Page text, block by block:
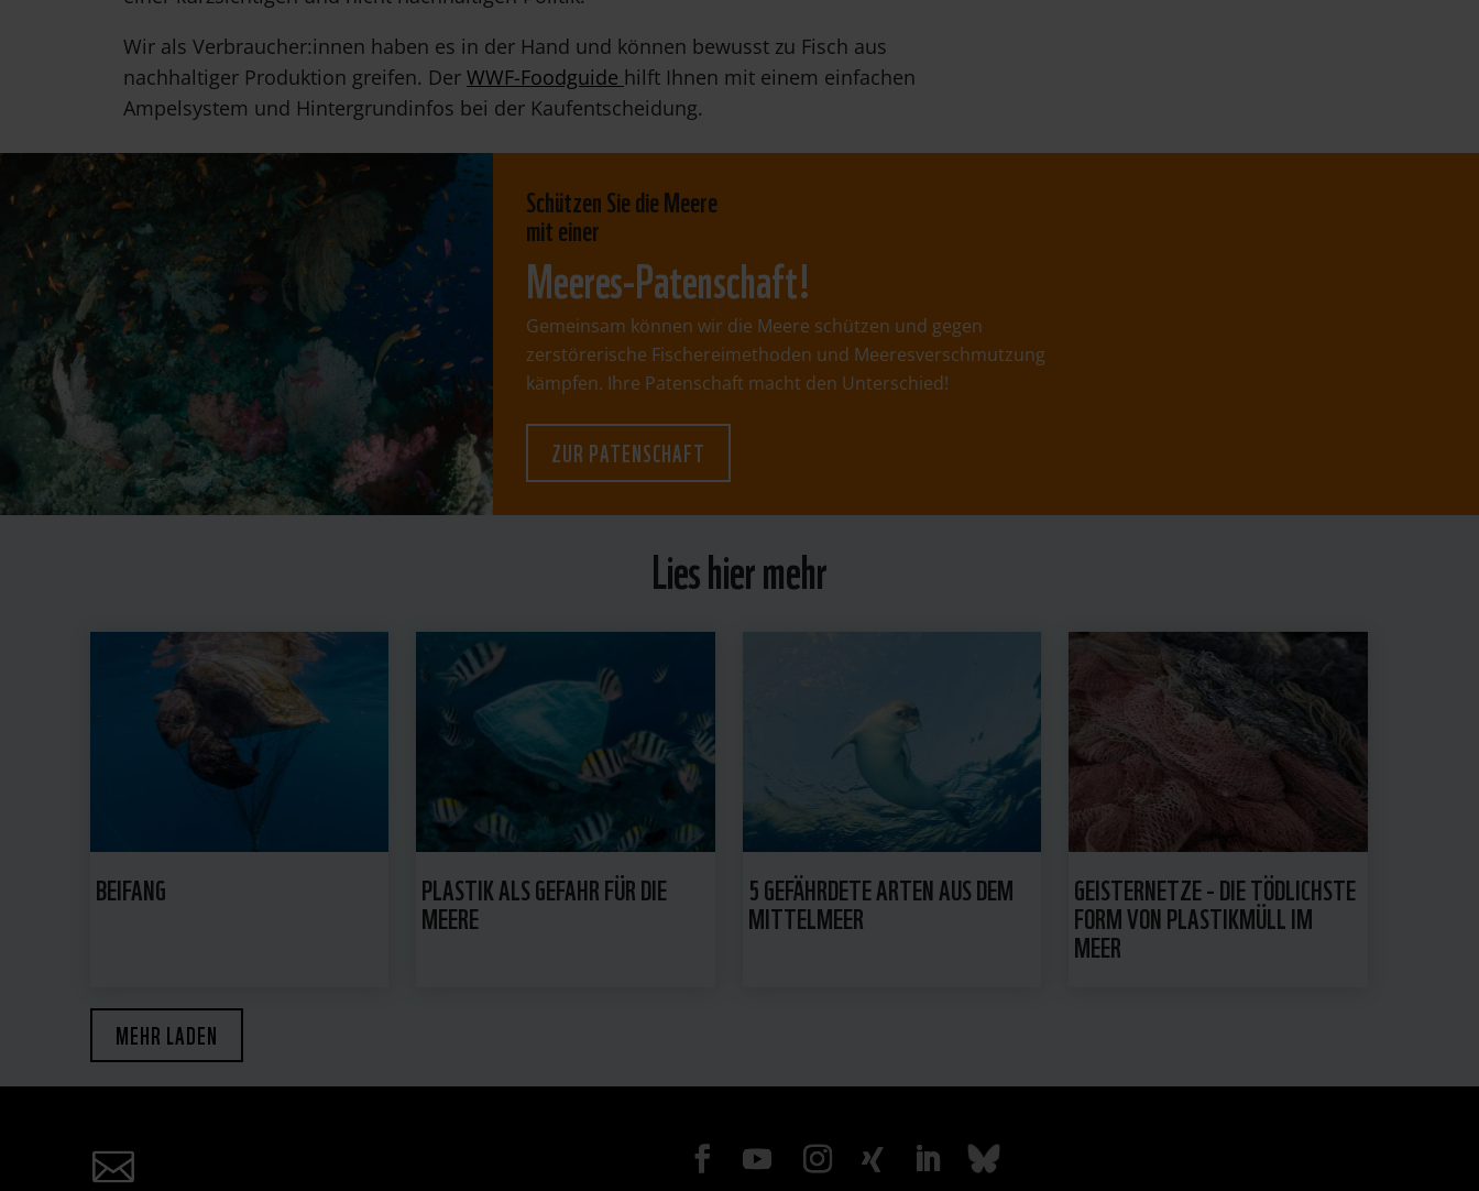
Wir als Verbraucher:innen haben es in der Hand und können bewusst zu Fisch aus
nachhaltiger Produktion greifen. Der WWF-Foodguide hilft Ihnen mit einem einfachen
Ampelsystem und Hintergrundinfos bei der Kaufentscheidung.
Schützen Sie die Meere
mit einer
Meeres-Patenschaft!
Gemeinsam können wir die Meere schützen und gegen
zerstörerische Fischereimethoden und Meeresverschmutzung
kämpfen. Ihre Patenschaft macht den Unterschied!
ZUR PATENSCHAFT
Lies hier mehr
BEIFANG PLASTIK ALS GEFAHR FÜR DIE
MEERE
5 GEFÄHRDETE ARTEN AUS DEM
MITTELMEER
GEISTERNETZE - DIE TÖDLICHSTE
FORM VON PLASTIKMÜLL IM
MEER
MEHR LADEN